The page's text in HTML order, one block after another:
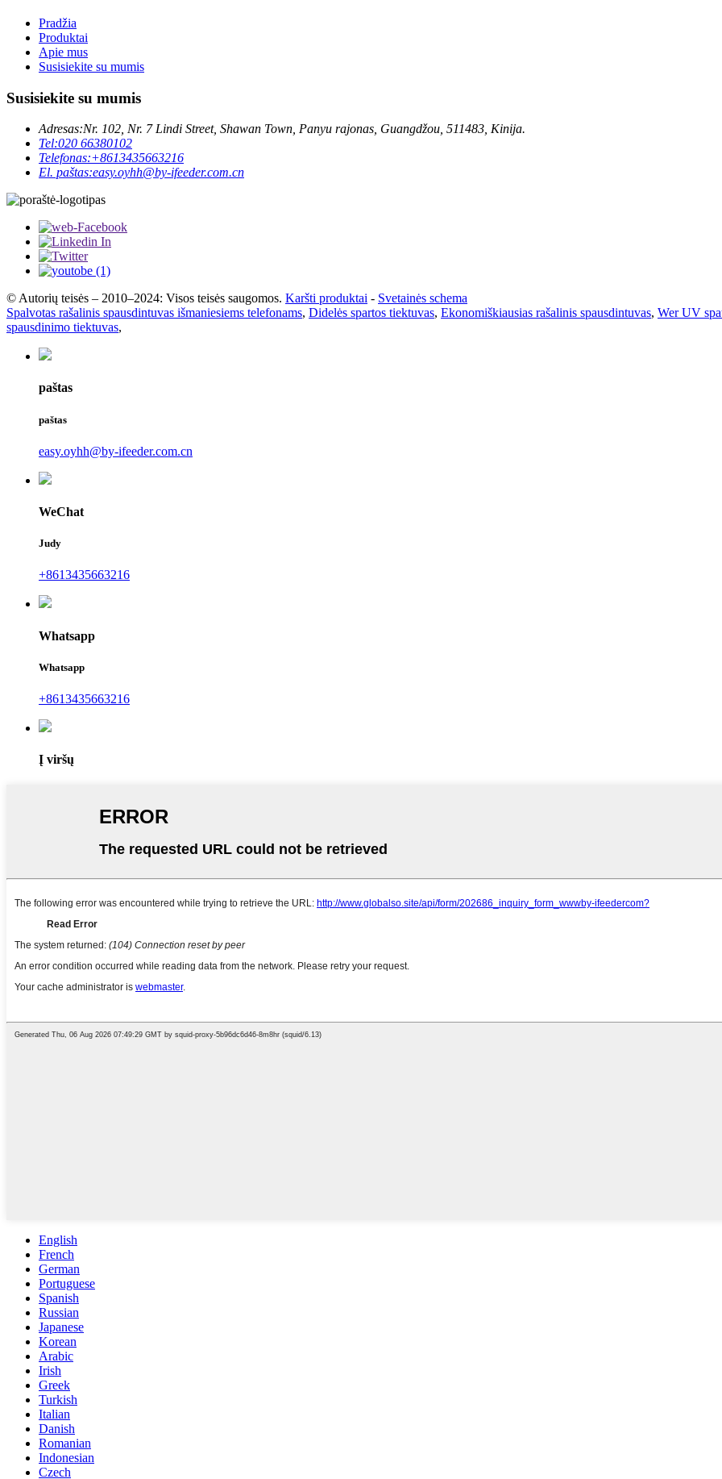
Pradžia
Produktai
Apie mus
Susisiekite su mumis
Susisiekite su mumis
Adresas:Nr. 102, Nr. 7 Lindi Street, Shawan Town, Panyu rajonas, Guangdžou, 511483, Kinija.
Tel:020 66380102
Telefonas:+8613435663216
El. paštas:easy.oyhh@by-ifeeder.com.cn
© Autorių teisės – 2010–2024: Visos teisės saugomos. Karšti produktai - Svetainės schema
Spalvotas rašalinis spausdintuvas išmaniesiems telefonams, Didelės spartos tiektuvas, Ekonomiškiausias rašalinis spausdintuvas, Wer UV
spausdinimo tiektuvas,
paštas
paštas
easy.oyhh@by-ifeeder.com.cn
WeChat
Judy
+8613435663216
Whatsapp
Whatsapp
+8613435663216
Į viršų
English
French
German
Portuguese
Spanish
Russian
Japanese
Korean
Arabic
Irish
Greek
Turkish
Italian
Danish
Romanian
Indonesian
Czech